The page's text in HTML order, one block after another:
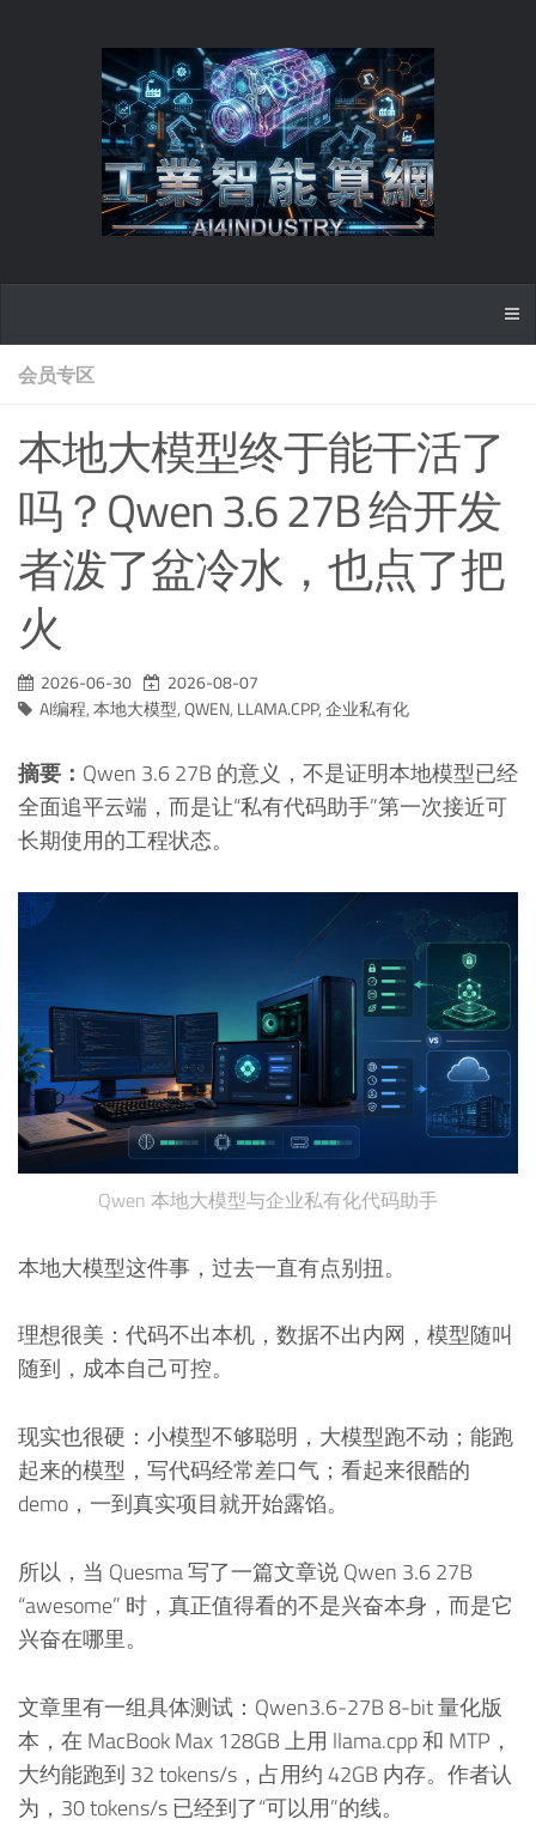
会员专区
本地大模型终于能干活了
吗？Qwen 3.6 27B 给开发
者泼了盆冷水，也点了把
火
2026-06-30
2026-08-07
AI编程,本地大模型,QWEN, LLAMA.CPP,企业私有化
摘要： Qwen 3.6 27B 的意义，不是证明本地模型已经
全面追平云端，而是让“私有代码助手”第一次接近可
长期使用的工程状态。
Qwen 本地大模型与企业私有化代码助手
本地大模型这件事，过去一直有点别扭。
理想很美：代码不出本机，数据不出内网，模型随叫
随到，成本自己可控。
现实也很硬：小模型不够聪明，大模型跑不动；能跑
起来的模型，写代码经常差口气；看起来很酷的
demo，一到真实项目就开始露馅。
所以，当 Quesma 写了一篇文章说 Qwen 3.6 27B
“awesome” 时，真正值得看的不是兴奋本身，而是它
兴奋在哪里。
文章里有一组具体测试：Qwen3.6-27B 8-bit 量化版
本，在 MacBook Max 128GB 上用 llama.cpp 和 MTP，
大约能跑到 32 tokens/s，占用约 42GB 内存。作者认
为，30 tokens/s 已经到了“可以用”的线。